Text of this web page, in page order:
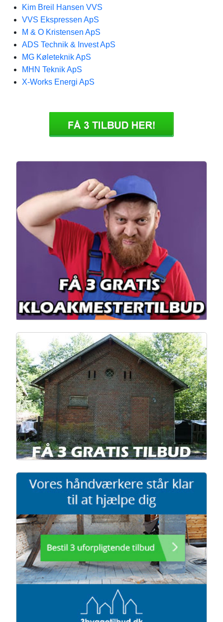
Kim Breil Hansen VVS
VVS Ekspressen ApS
M & O Kristensen ApS
ADS Technik & Invest ApS
MG Køleteknik ApS
MHN Teknik ApS
X-Works Energi ApS